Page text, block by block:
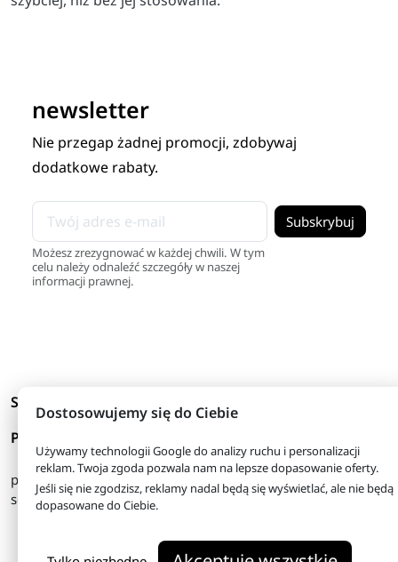
newsletter
Nie przegap żadnej promocji, zdobywaj
dodatkowe rabaty.
Możesz zrezygnować w każdej chwili. W tym
celu należy odnaleźć szczegóły w naszej
informacji prawnej.
Skróty
Produkty
pon. - piątek
sobota
08:00 - 16:00
08:00 - 13:00
© 2026 - tanie-odzywki.pl
Właściciel serwisu: FHU Herkules
Dostosowujemy się do Ciebie
Używamy technologii Google do analizy ruchu i personalizacji
reklam. Twoja zgoda pozwala nam na lepsze dopasowanie oferty.
Jeśli się nie zgodzisz, reklamy nadal będą się wyświetlać, ale nie będą
dopasowane do Ciebie.